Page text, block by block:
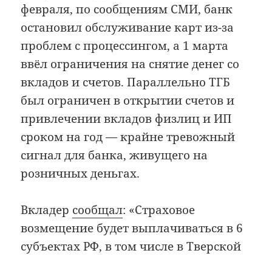
февраля, по сообщениям СМИ, банк
остановил обслуживание карт из-за
проблем с процессингом, а 1 марта
ввёл ограничения на снятие денег со
вкладов и счетов. Параллельно ТГБ
был ограничен в открытии счетов и
привлечении вкладов физлиц и ИП
сроком на год — крайне тревожный
сигнал для банка, живущего на
розничных деньгах.
Вкладер сообщал: «Страховое
возмещение будет выплачиваться в 6
субъектах РФ, в том числе в Тверской